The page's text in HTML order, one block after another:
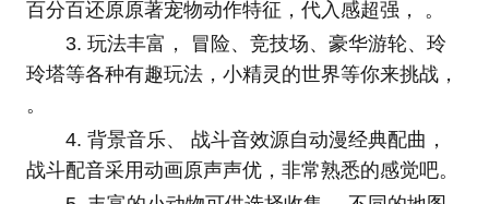
百分百还原原著宠物动作特征，代入感超强， 。
3. 玩法丰富， 冒险、竞技场、豪华游轮、玲
玲塔等各种有趣玩法，小精灵的世界等你来挑战，
。
4. 背景音乐、 战斗音效源自动漫经典配曲，
战斗配音采用动画原声声优，非常熟悉的感觉吧。